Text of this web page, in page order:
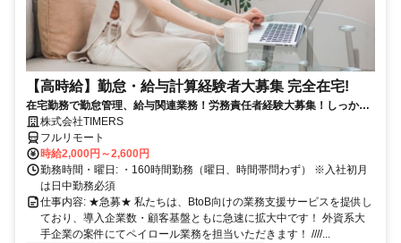
【高時給】勤怠・給与計算経験者大募集 完全在宅!
在宅勤務で勤怠管理、給与関連業務！労務責任者経験大募集！しっかり
稼ぎたい方、注目！
株式会社TIMERS
フルリモート
時給2,000円～2,600円
勤務時間・曜日: ・160時間勤務（曜日、時間帯問わず） ※入社初月
は日中勤務必須
仕事内容: ★急募★ 私たちは、BtoB向けの業務支援サービスを提供し
ており、導入企業数・顧客基盤ともに急速に拡大中です！ 外資系大
手企業の案件にてペイロール業務を担当いただきます！ ////...